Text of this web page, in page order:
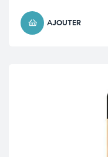
AJOUTER